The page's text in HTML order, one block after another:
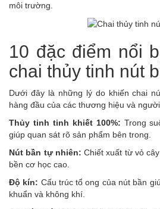
môi trường.
10 đặc điểm nổi
chai thủy tinh nút
Dưới đây là những lý do khiến chai
hàng đầu của các thương hiệu và
Thủy tinh tinh khiết 100%: Trong
giúp quan sát rõ sản phẩm bên trong.
Nút bần tự nhiên:Chiết xuất từ vỏ
bền cơ học cao.
Độ kín: Cấu trúc tổ ong của nút bần
khuẩn và không khí.